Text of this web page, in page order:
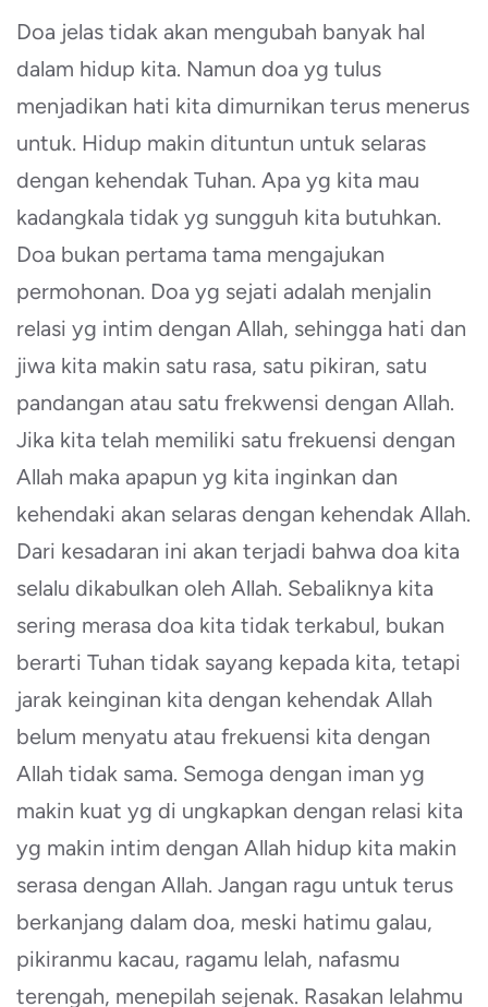
Doa jelas tidak akan mengubah banyak hal
dalam hidup kita. Namun doa yg tulus
menjadikan hati kita dimurnikan terus menerus
untuk. Hidup makin dituntun untuk selaras
dengan kehendak Tuhan. Apa yg kita mau
kadangkala tidak yg sungguh kita butuhkan.
Doa bukan pertama tama mengajukan
permohonan. Doa yg sejati adalah menjalin
relasi yg intim dengan Allah, sehingga hati dan
jiwa kita makin satu rasa, satu pikiran, satu
pandangan atau satu frekwensi dengan Allah.
Jika kita telah memiliki satu frekuensi dengan
Allah maka apapun yg kita inginkan dan
kehendaki akan selaras dengan kehendak Allah.
Dari kesadaran ini akan terjadi bahwa doa kita
selalu dikabulkan oleh Allah. Sebaliknya kita
sering merasa doa kita tidak terkabul, bukan
berarti Tuhan tidak sayang kepada kita, tetapi
jarak keinginan kita dengan kehendak Allah
belum menyatu atau frekuensi kita dengan
Allah tidak sama. Semoga dengan iman yg
makin kuat yg di ungkapkan dengan relasi kita
yg makin intim dengan Allah hidup kita makin
serasa dengan Allah. Jangan ragu untuk terus
berkanjang dalam doa, meski hatimu galau,
pikiranmu kacau, ragamu lelah, nafasmu
terengah, menepilah sejenak. Rasakan lelahmu